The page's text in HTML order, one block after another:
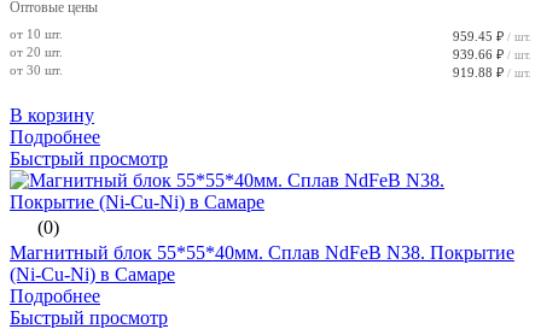
Оптовые цены
от 10 шт. 959.45 ₽ / шт.
от 20 шт. 939.66 ₽ / шт.
от 30 шт. 919.88 ₽ / шт.
В корзину
Подробнее
Быстрый просмотр
(0)
Магнитный блок 55*55*40мм. Сплав NdFeB N38. Покрытие
(Ni-Cu-Ni) в Самаре
Подробнее
Быстрый просмотр